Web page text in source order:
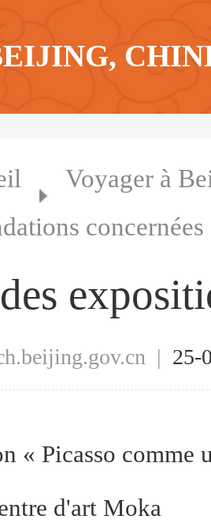
Voyager à
concernées
| 25-
« Picasso comme
d'art Moka